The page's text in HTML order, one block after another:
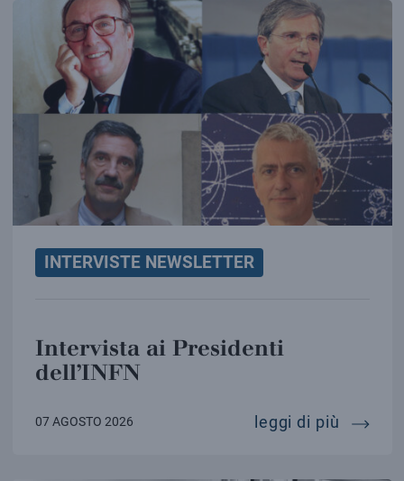
INTERVISTE NEWSLETTER
Intervista ai Presidenti
dell’INFN
07 AGOSTO 2026 leggi di più